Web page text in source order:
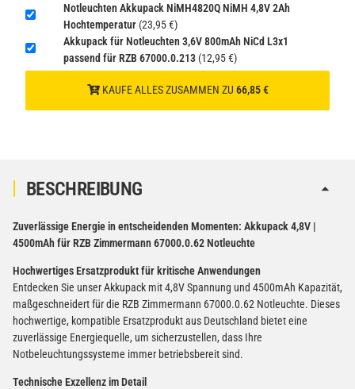
gem. SV188 ADR)
Verbatim Cool'n'Go AirJet Handventilator Weiß Silber
4000mAh
22,95 €
inkl. 19% USt. zzgl.Versand
− +
Notleuchten Akkupack NiMH4820Q NiMH 4,8V 2Ah
Hochtemperatur (23,95 €)
Akkupack für Notleuchten 3,6V 800mAh NiCd L3x1
passend für RZB 67000.0.213 (12,95 €)
KAUFE ALLES ZUSAMMEN ZU 66,85 €
BESCHREIBUNG
Zuverlässige Energie in entscheidenden Momenten: Akkupack 4,8V |
4500mAh für RZB Zimmermann 67000.0.62 Notleuchte
Hochwertiges Ersatzprodukt für kritische Anwendungen
Entdecken Sie unser Akkupack mit 4,8V Spannung und 4500mAh Kapazität,
maßgeschneidert für die RZB Zimmermann 67000.0.62 Notleuchte. Dieses
hochwertige, kompatible Ersatzprodukt aus Deutschland bietet eine
zuverlässige Energiequelle, um sicherzustellen, dass Ihre
Notbeleuchtungssysteme immer betriebsbereit sind.
Technische Exzellenz im Detail